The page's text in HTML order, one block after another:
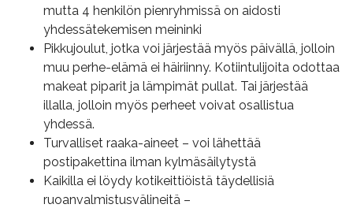
mutta 4 henkilön pienryhmissä on aidosti
yhdessätekemisen meininki
Pikkujoulut, jotka voi järjestää myös päivällä, jolloin
muu perhe-elämä ei häiriinny. Kotiintulijoita odottaa
makeat piparit ja lämpimät pullat. Tai järjestää
illalla, jolloin myös perheet voivat osallistua
yhdessä.
Turvalliset raaka-aineet – voi lähettää
postipakettina ilman kylmäsäilytystä
Kaikilla ei löydy kotikeittiöistä täydellisiä
ruoanvalmistusvälineitä –